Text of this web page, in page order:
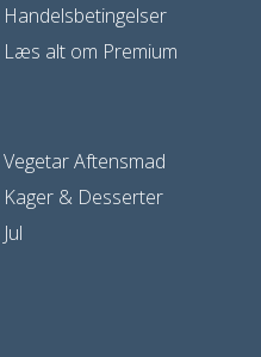
Handelsbetingelser
Læs alt om Premium
Vegetar Aftensmad
Kager & Desserter
Jul